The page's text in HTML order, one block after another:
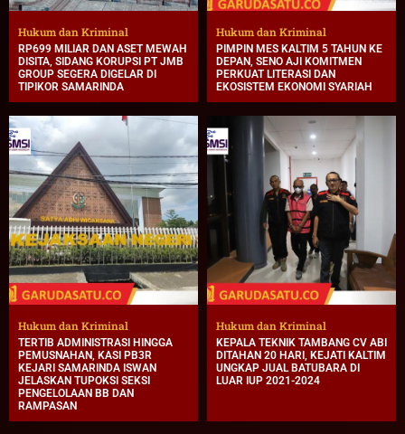
Hukum dan Kriminal
RP699 MILIAR DAN ASET MEWAH
DISITA, SIDANG KORUPSI PT JMB
GROUP SEGERA DIGELAR DI
TIPIKOR SAMARINDA
Hukum dan Kriminal
PIMPIN MES KALTIM 5 TAHUN KE
DEPAN, SENO AJI KOMITMEN
PERKUAT LITERASI DAN
EKOSISTEM EKONOMI SYARIAH
Hukum dan Kriminal
TERTIB ADMINISTRASI HINGGA
PEMUSNAHAN, KASI PB3R
KEJARI SAMARINDA ISWAN
JELASKAN TUPOKSI SEKSI
PENGELOLAAN BB DAN
RAMPASAN
Hukum dan Kriminal
KEPALA TEKNIK TAMBANG CV ABI
DITAHAN 20 HARI, KEJATI KALTIM
UNGKAP JUAL BATUBARA DI
LUAR IUP 2021-2024